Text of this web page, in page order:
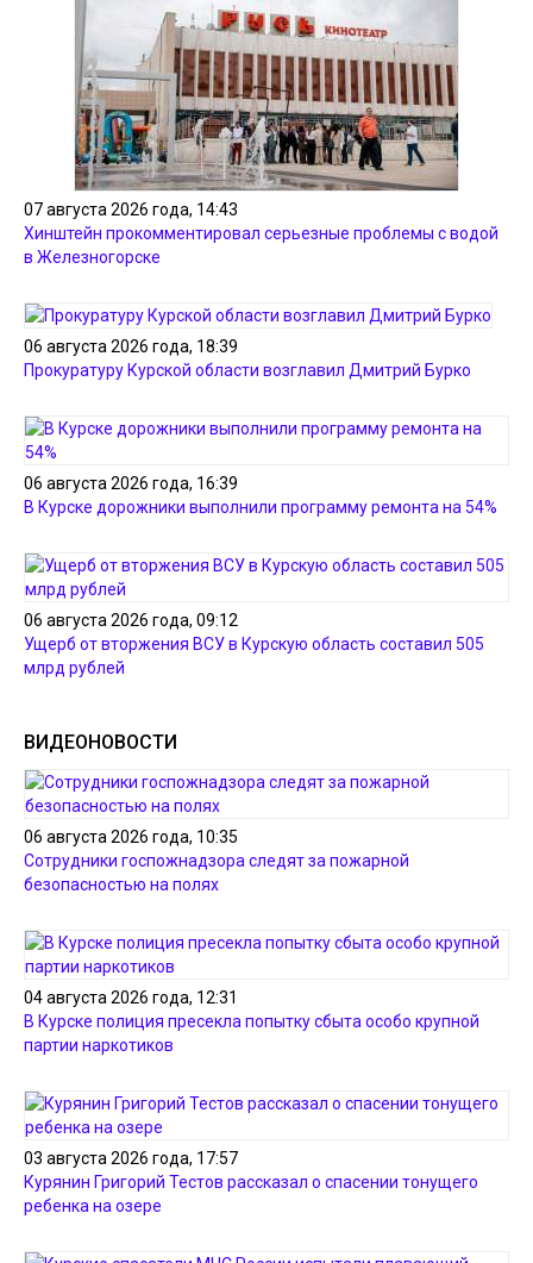
07 августа 2026 года, 14:43
Хинштейн прокомментировал серьезные проблемы с водой
в Железногорске
06 августа 2026 года, 18:39
Прокуратуру Курской области возглавил Дмитрий Бурко
06 августа 2026 года, 16:39
В Курске дорожники выполнили программу ремонта на 54%
06 августа 2026 года, 09:12
Ущерб от вторжения ВСУ в Курскую область составил 505
млрд рублей
ВИДЕОНОВОСТИ
06 августа 2026 года, 10:35
Сотрудники госпожнадзора следят за пожарной
безопасностью на полях
04 августа 2026 года, 12:31
В Курске полиция пресекла попытку сбыта особо крупной
партии наркотиков
03 августа 2026 года, 17:57
Курянин Григорий Тестов рассказал о спасении тонущего
ребенка на озере